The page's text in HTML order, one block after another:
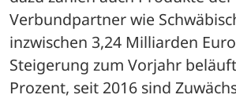
Verbundpartner wie
inzwischen 3,24 Milliarden
Steigerung zum Vorjahr
Prozent, seit 2016 sind